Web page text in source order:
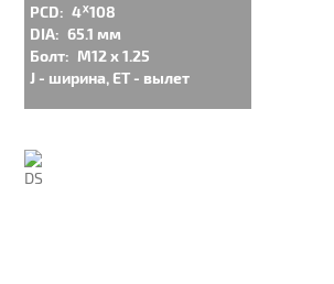
PCD: 4ᕁ108
DIA: 65.1 мм
Болт: M12 x 1.25
J - ширина, ET - вылет